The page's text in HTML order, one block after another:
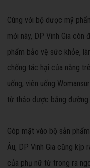
Cùng với bộ dược mỹ
mới này, DP Vinh Gia
phẩm bảo vệ sức khỏe,
chống tác hại của nắng
uống; viên uống
từ thảo dược bằng đường
Góp mặt vào bộ sản
Âu, DP Vinh Gia cũng kịp
của phụ nữ từ trong ra